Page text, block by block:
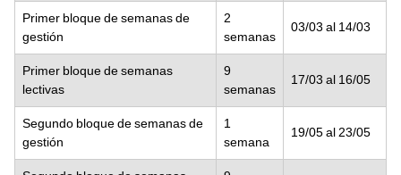
Primer bloque de semanas de
gestión
2
semanas
03/03 al 14/03
Primer bloque de semanas
lectivas
9
semanas
17/03 al 16/05
Segundo bloque de semanas de
gestión
1
semana
19/05 al 23/05